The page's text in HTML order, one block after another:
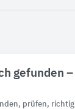
gefunden –
prüfen, richtig